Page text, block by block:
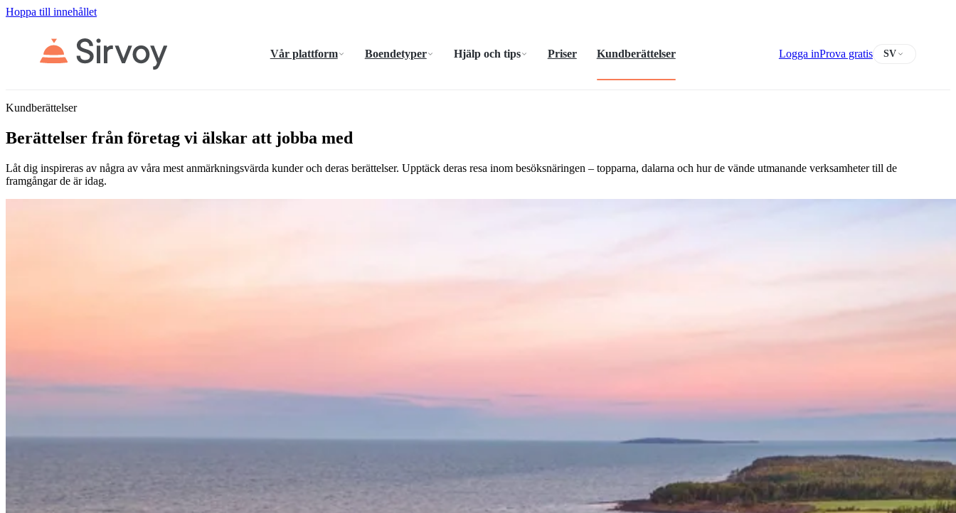
Hoppa till innehållet
Vår plattform Boendetyper Hjälp och tips Priser Kundberättelser Logga inProva gratis SV
Kundberättelser
Berättelser från företag vi älskar att jobba med
Låt dig inspireras av några av våra mest anmärkningsvärda kunder och deras berättelser. Upptäck deras resa inom besöksnäringen – topparna, dalarna och hur de vände utmanande verksamheter till de
framgångar de är idag.